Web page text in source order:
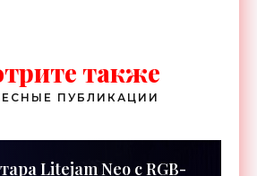
также
ПУБЛИКАЦИИ
Litejam Neo с RGB-